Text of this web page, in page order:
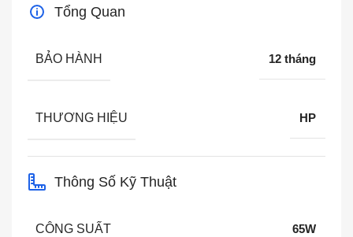
Tổng Quan
BẢO HÀNH 12 tháng
THƯƠNG HIỆU HP
Thông Số Kỹ Thuật
CÔNG SUẤT 65W